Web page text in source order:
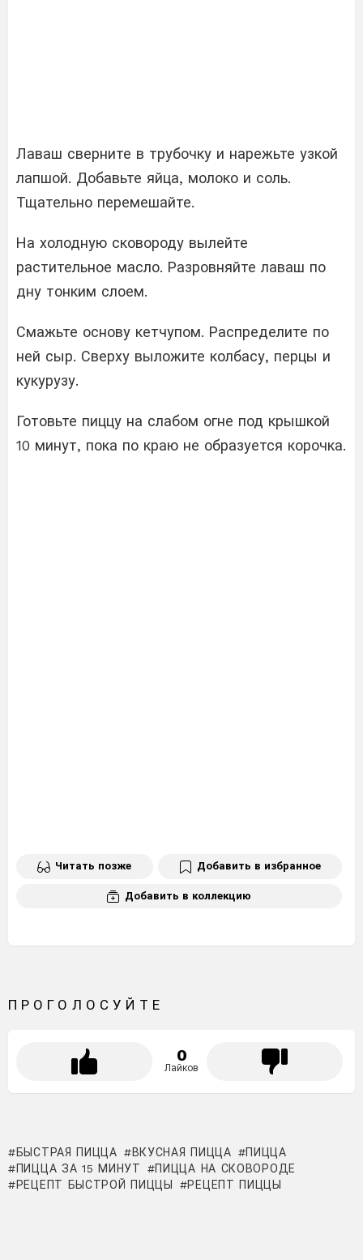
Лаваш сверните в трубочку и нарежьте узкой
лапшой. Добавьте яйца, молоко и соль.
Тщательно перемешайте.
На холодную сковороду вылейте
растительное масло. Разровняйте лаваш по
дну тонким слоем.
Смажьте основу кетчупом. Распределите по
ней сыр. Сверху выложите колбасу, перцы и
кукурузу.
Готовьте пиццу на слабом огне под крышкой
10 минут, пока по краю не образуется корочка.
Читать позже Добавить в избранное
Добавить в коллекцию
ПРОГОЛОСУЙТЕ
0
Лайков
БЫСТРАЯ ПИЦЦА ВКУСНАЯ ПИЦЦА
ПИЦЦА
ПИЦЦА ЗА 15 МИНУТ
ПИЦЦА НА СКОВОРОДЕ
РЕЦЕПТ БЫСТРОЙ ПИЦЦЫ
РЕЦЕПТ ПИЦЦЫ